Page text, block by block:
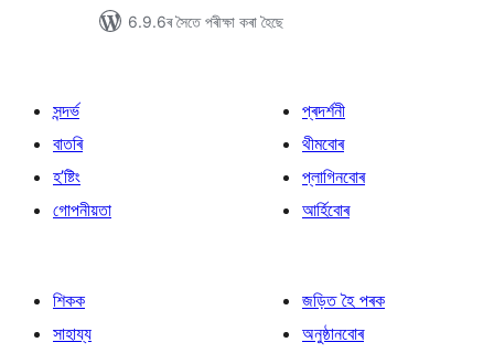
6.9.6ৰ সৈতে পৰীক্ষা কৰা হৈছে
সন্দৰ্ভ
বাতৰি
হ’ষ্টিং
গোপনীয়তা
প্ৰদৰ্শনী
থীমবোৰ
প্লাগিনবোৰ
আৰ্হিবোৰ
শিকক
সাহায্য
জড়িত হৈ পৰক
অনুষ্ঠানবোৰ